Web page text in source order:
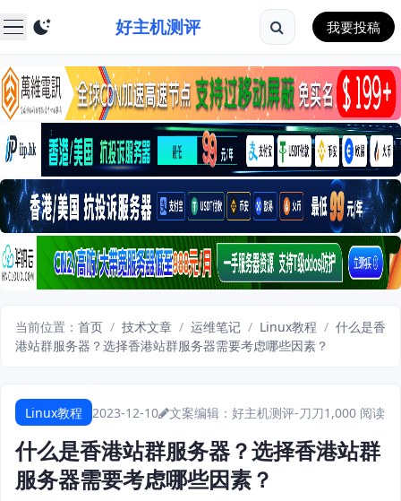
好主机测评 我要投稿
当前位置： 首页 / 技术文章 / 运维笔记 / Linux教程 / 什么是香
港站群服务器？选择香港站群服务器需要考虑哪些因素？
Linux教程 2023-12-10 文案编辑：好主机测评-刀刀1,000 阅读
什么是香港站群服务器？选择香港站群
服务器需要考虑哪些因素？